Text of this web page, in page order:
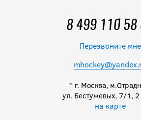
8 499 110 58
Перезвоните мне
* г. Москва,
ул. Бестужевых, 7/1, 2
на карте